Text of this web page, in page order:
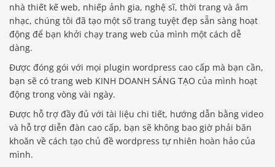
nhà thiết kế web, nhiếp ảnh gia, nghệ sĩ, thời trang và âm
nhạc, chúng tôi đã tạo một số trang tuyệt đẹp sẵn sàng hoạt
động để bạn khởi chạy trang web của mình một cách dễ
dàng.
Được đóng gói với mọi plugin wordpress cao cấp mà bạn cần,
bạn sẽ có trang web KINH DOANH SÁNG TẠO của mình hoạt
động trong vòng vài ngày.
Được hỗ trợ đầy đủ với tài liệu chi tiết, hướng dẫn bằng video
và hỗ trợ diễn đàn cao cấp, bạn sẽ không bao giờ phải băn
khoăn về cách tạo chủ đề wordpress tự nhiên hoàn hảo của
mình.